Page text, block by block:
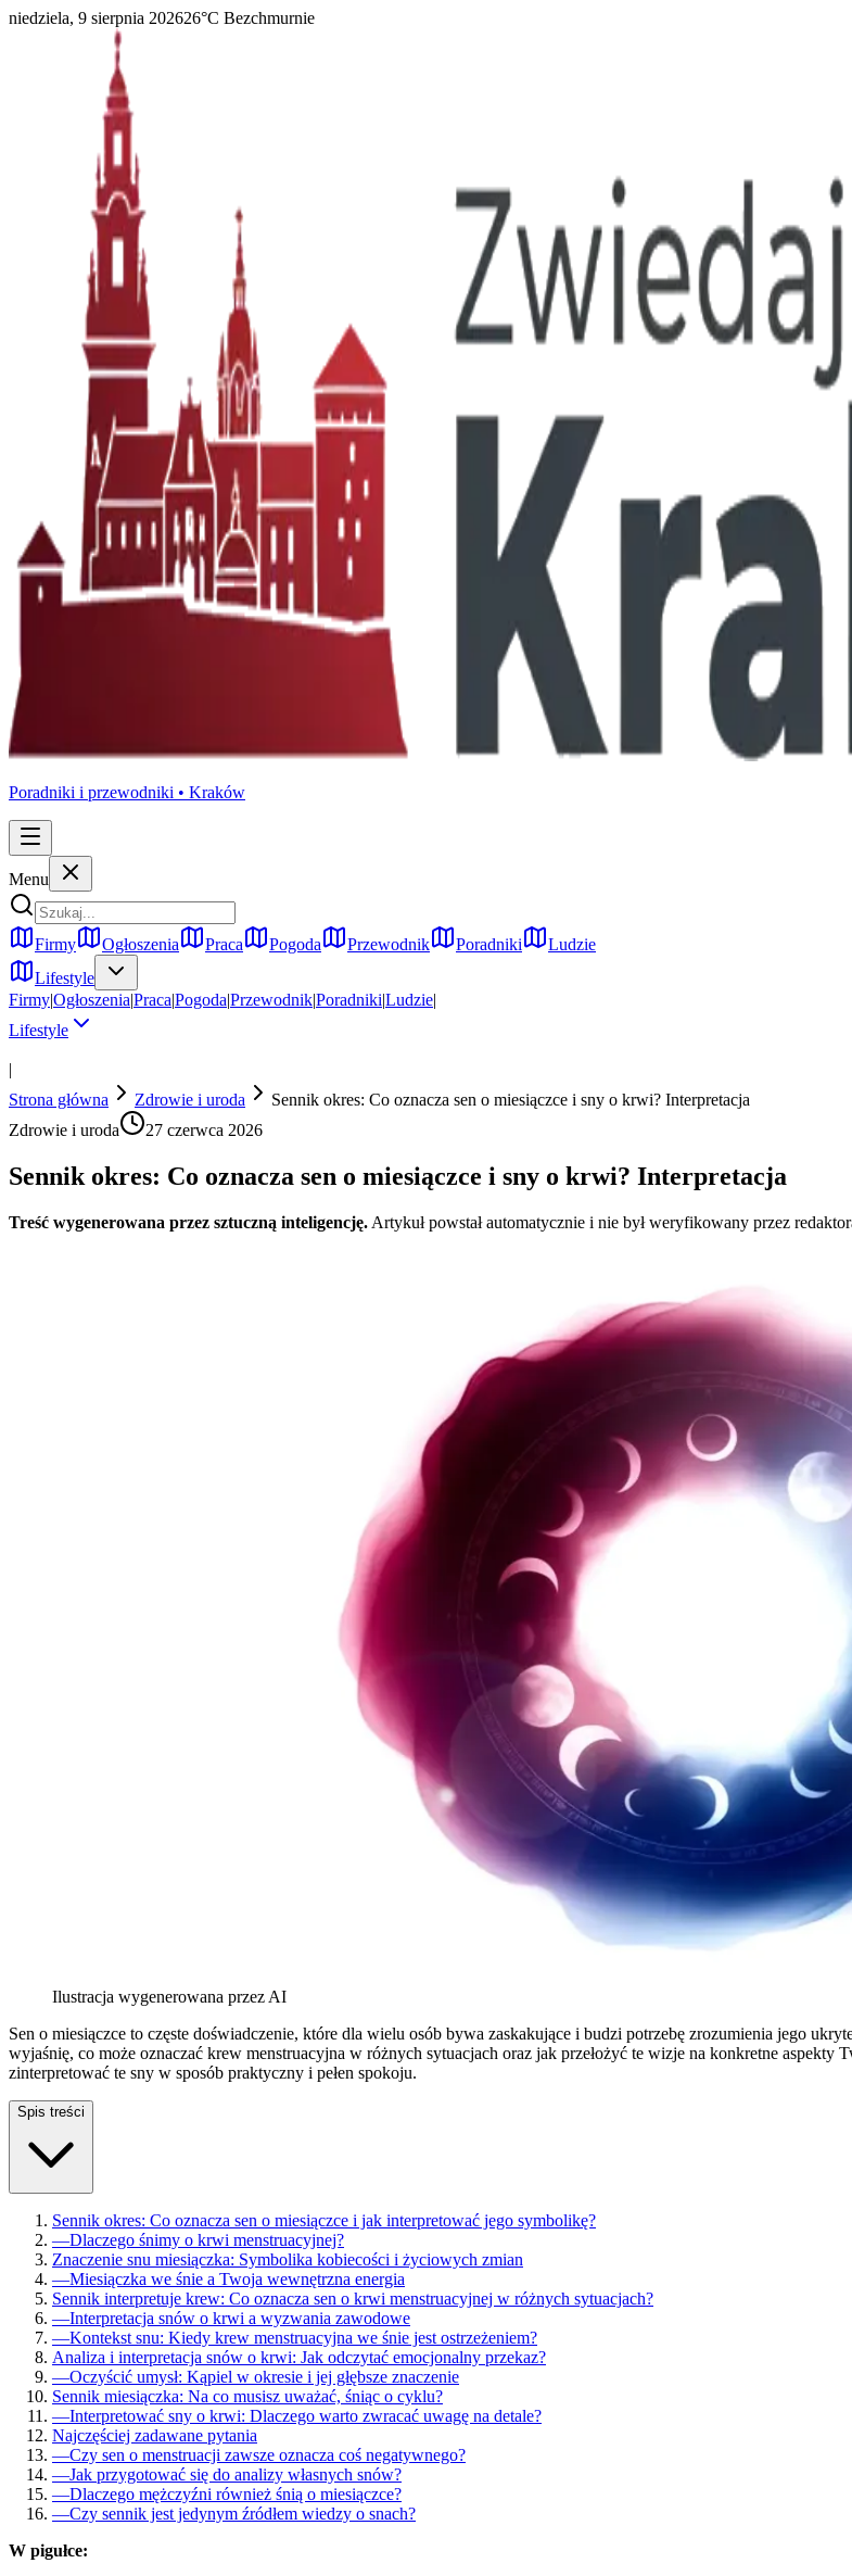
niedziela, 9 sierpnia 202626°C Bezchmurnie
Poradniki i przewodniki • Kraków
Menu
Firmy Ogłoszenia Praca Pogoda Przewodnik Poradniki
Ludzie
Lifestyle
Firmy|Ogłoszenia|Praca|Pogoda|Przewodnik|Poradniki|Ludzie|
Lifestyle
|
Strona główna
Zdrowie i uroda
Sennik okres: Co oznacza sen o miesiączce i sny o krwi? Interpretacja
Zdrowie i uroda
27 czerwca 2026
Sennik okres: Co oznacza sen o miesiączce i sny o krwi? Interpretacja
Treść wygenerowana przez sztuczną inteligencję. Artykuł powstał automatycznie i nie był weryfikowany przez
Ilustracja wygenerowana przez AI
Sen o miesiączce to częste doświadczenie, które dla wielu osób bywa zaskakujące i budzi potrzebę zrozumienia jego
wyjaśnię, co może oznaczać krew menstruacyjna w różnych sytuacjach oraz jak przełożyć te wizje na konkretne
zinterpretować te sny w sposób praktyczny i pełen spokoju.
Spis treści
Sennik okres: Co oznacza sen o miesiączce i jak interpretować jego symbolikę?
—Dlaczego śnimy o krwi menstruacyjnej?
Znaczenie snu miesiączka: Symbolika kobiecości i życiowych zmian
—Miesiączka we śnie a Twoja wewnętrzna energia
Sennik interpretuje krew: Co oznacza sen o krwi menstruacyjnej w różnych sytuacjach?
—Interpretacja snów o krwi a wyzwania zawodowe
—Kontekst snu: Kiedy krew menstruacyjna we śnie jest ostrzeżeniem?
Analiza i interpretacja snów o krwi: Jak odczytać emocjonalny przekaz?
—Oczyścić umysł: Kąpiel w okresie i jej głębsze znaczenie
Sennik miesiączka: Na co musisz uważać, śniąc o cyklu?
—Interpretować sny o krwi: Dlaczego warto zwracać uwagę na detale?
Najczęściej zadawane pytania
—Czy sen o menstruacji zawsze oznacza coś negatywnego?
—Jak przygotować się do analizy własnych snów?
—Dlaczego mężczyźni również śnią o miesiączce?
—Czy sennik jest jedynym źródłem wiedzy o snach?
W pigułce: